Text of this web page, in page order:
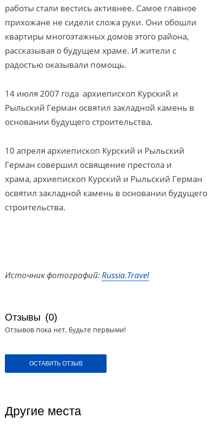
работы стали вестись активнее. Самое главное
прихожане не сидели сложа руки. Они обошли
квартиры многоэтажных домов этого района,
рассказывая о будущем храме. И жители с
радостью оказывали помощь.
14 июля 2007 года архиепископ Курский и
Рыльский Герман освятил закладной камень в
основании будущего строительства.
10 апреля архиепископ Курский и Рыльский
Герман совершил освящение престола и
храма, архиепископ Курский и Рыльский Герман
освятил закладной камень в основании будущего
строительства.
Источник фотографий:Russia.Travel
Отзывы (0)
Отзывов пока нет, будьте первыми!
ОСТАВИТЬ ОТЗЫВ
Другие места